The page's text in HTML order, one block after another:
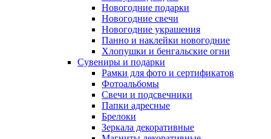
Новогодние подарки
Новогодние свечи
Новогодние украшения
Панно и наклейки новогодние
Хлопушки и бенгальские огни
Сувениры и подарки
Рамки для фото и сертификатов
Фотоальбомы
Свечи и подсвечники
Папки адресные
Брелоки
Зеркала декоративные